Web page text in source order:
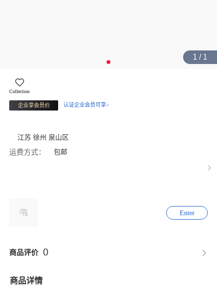
1 / 1
Collection
企业享会员价 认证企业会员可享>
江苏 徐州 泉山区
运费方式： 包邮
Enter
商品评价（）
商品详情